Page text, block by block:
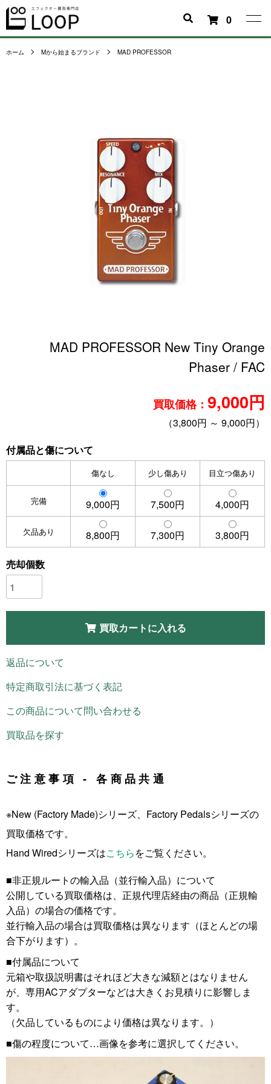
0
ホーム Mから始まるブランド MAD PROFESSOR
MAD PROFESSOR New Tiny Orange
Phaser / FAC
買取価格： 9,000円
（3,800円 ～ 9,000円）
付属品と傷について
傷なし 少し傷あり 目立つ傷あり
完備 9,000円 7,500円 4,000円
欠品あり 8,800円 7,300円 3,800円
売却個数
買取カートに入れる
返品について
特定商取引法に基づく表記
この商品について問い合わせる
買取品を探す
ご注意事項 - 各商品共通
※New (Factory Made)シリーズ、Factory Pedalsシリーズの
買取価格です。
Hand Wiredシリーズはこちらをご覧ください。
■非正規ルートの輸入品（並行輸入品）について
公開している買取価格は、正規代理店経由の商品（正規輸
入品）の場合の価格です。
並行輸入品の場合は買取価格は異なります（ほとんどの場
合下がります）。
■付属品について
元箱や取扱説明書はそれほど大きな減額とはなりません
が、専用ACアダプターなどは大きくお見積りに影響しま
す。
（欠品しているものにより価格は異なります。）
■傷の程度について…画像を参考に選択してください。